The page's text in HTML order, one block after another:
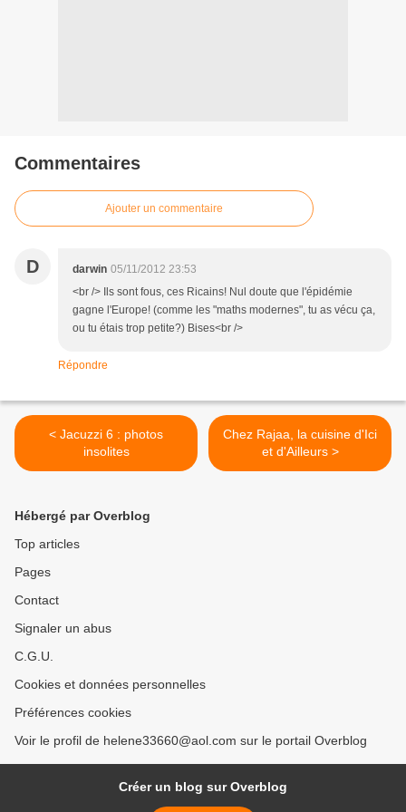
Commentaires
Ajouter un commentaire
D darwin 05/11/2012 23:53
<br /> Ils sont fous, ces Ricains! Nul doute que l'épidémie
gagne l'Europe! (comme les "maths modernes", tu as vécu ça,
ou tu étais trop petite?) Bises<br />
Répondre
< Jacuzzi 6 : photos
insolites
Chez Rajaa, la cuisine d'Ici
et d'Ailleurs >
Hébergé par Overblog
Top articles
Pages
Contact
Signaler un abus
C.G.U.
Cookies et données personnelles
Préférences cookies
Voir le profil de helene33660@aol.com sur le portail Overblog
Créer un blog sur Overblog